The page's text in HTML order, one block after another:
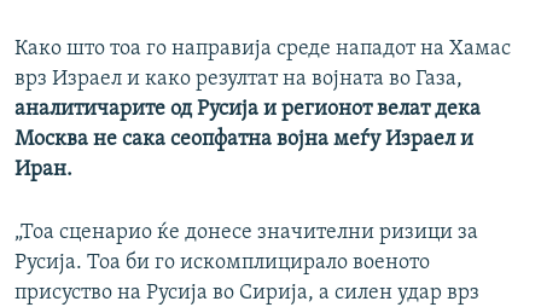
Како што тоа го направија среде нападот на Хамас
врз Израел и како резултат на војната во Газа,
аналитичарите од Русија и регионот велат дека
Москва не сака сеопфатна војна меѓу Израел и
Иран.
„Тоа сценарио ќе донесе значителни ризици за
Русија. Тоа би го искомплицирало военото
присуство на Русија во Сирија, а силен удар врз